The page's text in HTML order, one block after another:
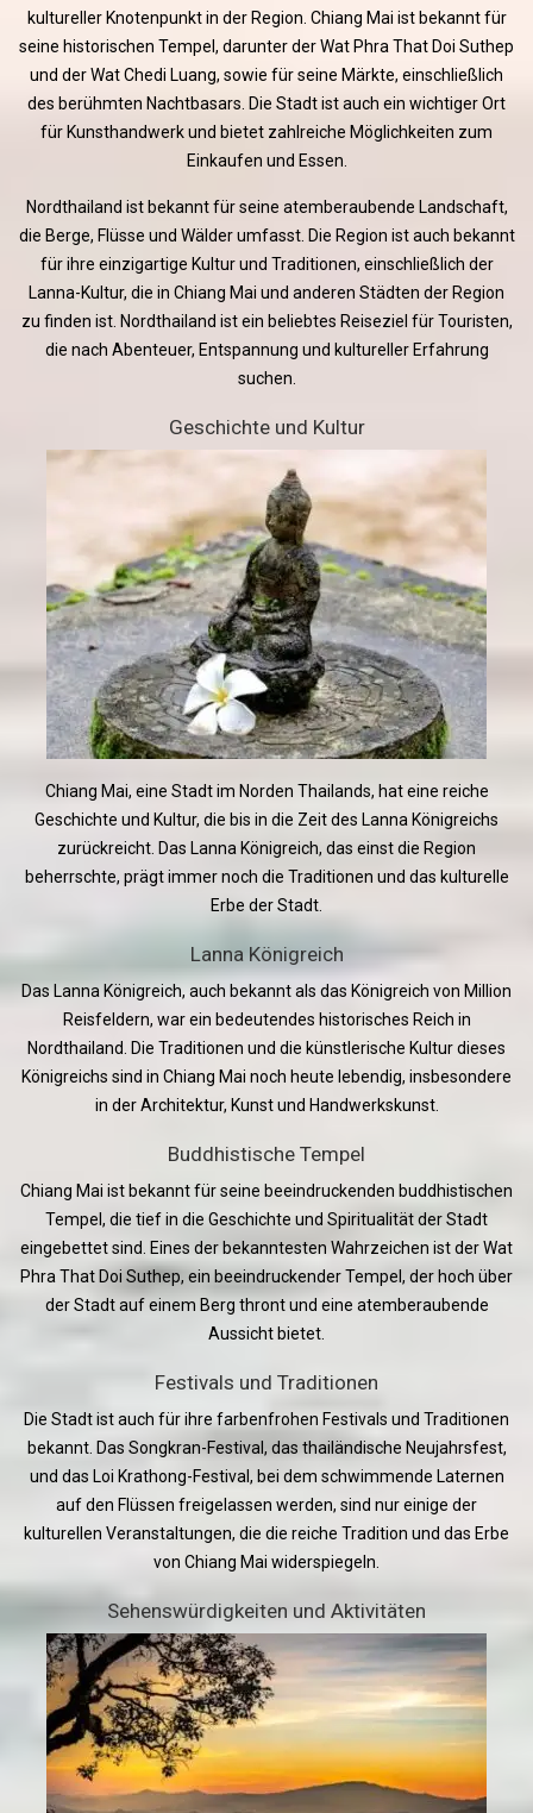
kultureller Knotenpunkt in der Region. Chiang Mai ist bekannt für
seine historischen Tempel, darunter der Wat Phra That Doi Suthep
und der Wat Chedi Luang, sowie für seine Märkte, einschließlich
des berühmten Nachtbasars. Die Stadt ist auch ein wichtiger Ort
für Kunsthandwerk und bietet zahlreiche Möglichkeiten zum
Einkaufen und Essen.
Nordthailand ist bekannt für seine atemberaubende Landschaft,
die Berge, Flüsse und Wälder umfasst. Die Region ist auch bekannt
für ihre einzigartige Kultur und Traditionen, einschließlich der
Lanna-Kultur, die in Chiang Mai und anderen Städten der Region
zu finden ist. Nordthailand ist ein beliebtes Reiseziel für Touristen,
die nach Abenteuer, Entspannung und kultureller Erfahrung
suchen.
Geschichte und Kultur
Chiang Mai, eine Stadt im Norden Thailands, hat eine reiche
Geschichte und Kultur, die bis in die Zeit des Lanna Königreichs
zurückreicht. Das Lanna Königreich, das einst die Region
beherrschte, prägt immer noch die Traditionen und das kulturelle
Erbe der Stadt.
Lanna Königreich
Das Lanna Königreich, auch bekannt als das Königreich von Million
Reisfeldern, war ein bedeutendes historisches Reich in
Nordthailand. Die Traditionen und die künstlerische Kultur dieses
Königreichs sind in Chiang Mai noch heute lebendig, insbesondere
in der Architektur, Kunst und Handwerkskunst.
Buddhistische Tempel
Chiang Mai ist bekannt für seine beeindruckenden buddhistischen
Tempel, die tief in die Geschichte und Spiritualität der Stadt
eingebettet sind. Eines der bekanntesten Wahrzeichen ist der Wat
Phra That Doi Suthep, ein beeindruckender Tempel, der hoch über
der Stadt auf einem Berg thront und eine atemberaubende
Aussicht bietet.
Festivals und Traditionen
Die Stadt ist auch für ihre farbenfrohen Festivals und Traditionen
bekannt. Das Songkran-Festival, das thailändische Neujahrsfest,
und das Loi Krathong-Festival, bei dem schwimmende Laternen
auf den Flüssen freigelassen werden, sind nur einige der
kulturellen Veranstaltungen, die die reiche Tradition und das Erbe
von Chiang Mai widerspiegeln.
Sehenswürdigkeiten und Aktivitäten